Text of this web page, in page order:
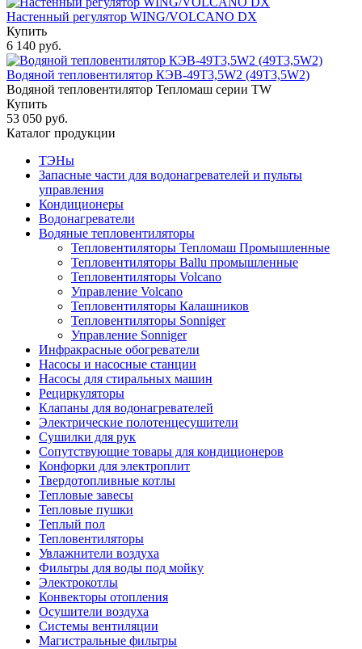
Настенный регулятор WING/VOLCANO DX
Купить
6 140 руб.
Водяной тепловентилятор КЭВ-49T3,5W2 (49Т3,5W2)
Водяной тепловентилятор Тепломаш серии TW
Купить
53 050 руб.
Каталог продукции
ТЭНы
Запасные части для водонагревателей и пульты
управления
Кондиционеры
Водонагреватели
Водяные тепловентиляторы
Тепловентиляторы Тепломаш Промышленные
Тепловентиляторы Ballu промышленные
Тепловентиляторы Volcano
Управление Volcano
Тепловентиляторы Калашников
Тепловентиляторы Sonniger
Управление Sonniger
Инфракрасные обогреватели
Насосы и насосные станции
Насосы для стиральных машин
Рециркуляторы
Клапаны для водонагревателей
Электрические полотенцесушители
Сушилки для рук
Сопутствующие товары для кондиционеров
Конфорки для электроплит
Твердотопливные котлы
Тепловые завесы
Тепловые пушки
Теплый пол
Тепловентиляторы
Увлажнители воздуха
Фильтры для воды под мойку
Электрокотлы
Конвекторы отопления
Осушители воздуха
Системы вентиляции
Магистральные фильтры